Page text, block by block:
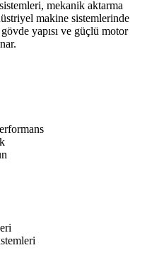
mekanik aktarma
makine sistemlerinde
yapısı ve güçlü motor